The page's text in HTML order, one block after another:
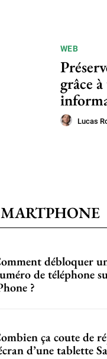
WEB
grâce
Lucas
débloquer
de téléphone
?
ça coute de
d’une tablette